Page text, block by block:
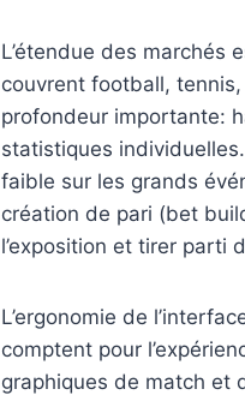
L’étendue des marchés
couvrent football,
profondeur importante:
statistiques
faible sur les grands
création de pari (bet
l’exposition et tirer parti
L’ergonomie de
comptent pour
graphiques de match et